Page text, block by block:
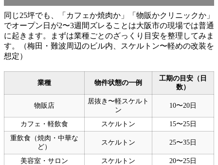
同じ25坪でも、「カフェか焼肉か」「物販かクリニックか」
でオープン日が2〜3週間ズレることは大阪市の現場では普通
に起きます。まずは業種ごとのざっくり目安を整理してみま
す。（梅田・難波周辺のビル内、スケルトン〜軽めの改装を
想定）
業種 物件状態の一例
工期の目安（日
数）
物販店
居抜き〜軽スケルト
ン
10〜20日
カフェ・軽飲食 スケルトン
15〜25日
重飲食（焼肉・中華な
ど）
スケルトン 25〜35日
美容室・サロン スケルトン
20〜25日